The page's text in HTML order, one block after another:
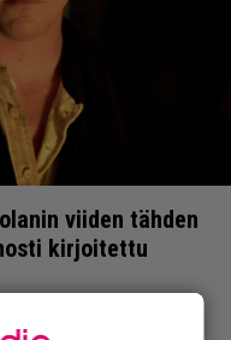
viiden tähden
kirjoitettu